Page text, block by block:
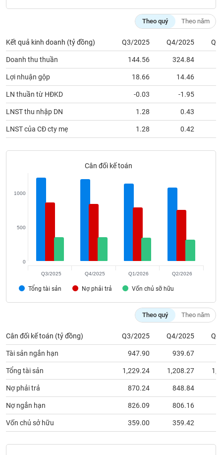
Theo quý Theo năm
Kết quả kinh doanh (tỷ đồng) Q3/2025 Q4/2025
Doanh thu thuần 144.56 324.84
Lợi nhuận gộp 18.66 14.46
LN thuần từ HĐKD -0.03 -1.95
LNST thu nhập DN 1.28 0.43
LNST của CĐ cty mẹ 1.28 0.42
Cân đối kế toán
Tổng tài sản Nợ phải trả Vốn chủ sỡ hữu
0
500
1000
Q3/2025 Q4/2025 Q1/2026 Q2/2026
Theo quý Theo năm
Cân đối kế toán (tỷ đồng) Q3/2025 Q4/2025
Tài sản ngắn hạn 947.90 939.67
Tổng tài sản 1,229.24 1,208.27
Nợ phải trả 870.24 848.84
Nợ ngắn hạn 826.09 806.16
Vốn chủ sở hữu 359.00 359.42
(-)
Báo
cáo
phân
tích
(-)
Thuật
ngữ
(-)
Đào
chính
Công
cụ
đầu
tư